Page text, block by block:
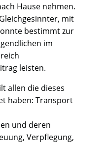
Hause nehmen.
mit
bestimmt zur
im
leisten.
allen die dieses
haben: Transport
und deren
Verpflegung,